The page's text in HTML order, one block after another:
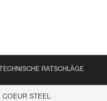
TECHNISCHE RATSCHLÄGE
COEUR STEEL